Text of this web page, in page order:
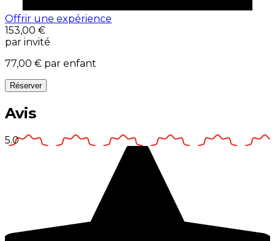
Offrir une expérience
153,00 €
par invité
77,00 € par enfant
Réserver
Avis
5.0